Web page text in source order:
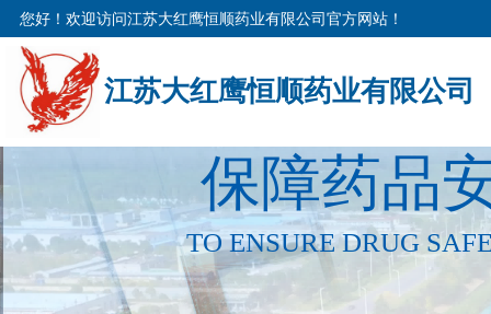
您好！欢迎访问江苏大红鹰恒顺药业有限公司官方网站！
江苏大红鹰恒顺药业有限公司
保障药品
TO ENSURE DRUG